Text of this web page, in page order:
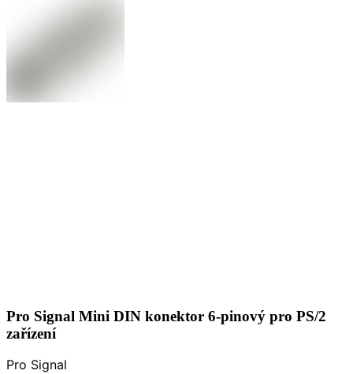
Pro Signal Mini DIN konektor 6-pinový pro PS/2
zařízení
Pro Signal